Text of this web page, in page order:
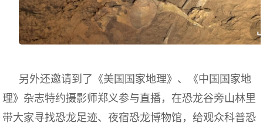
另外还邀请到了《美国国家地理》、《中国国家地
理》杂志特约摄影师郑义参与直播，在恐龙谷旁山林里
带大家寻找恐龙足迹、夜宿恐龙博物馆，给观众科普恐